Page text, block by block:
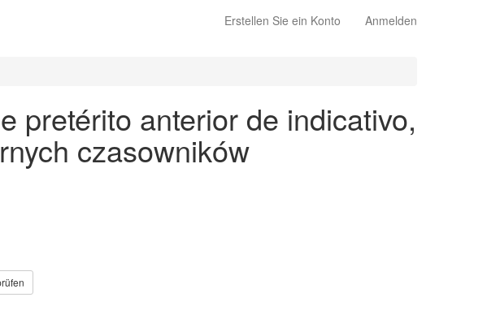
Erstellen Sie ein Konto Anmelden
pretérito anterior de indicativo,
czasowników